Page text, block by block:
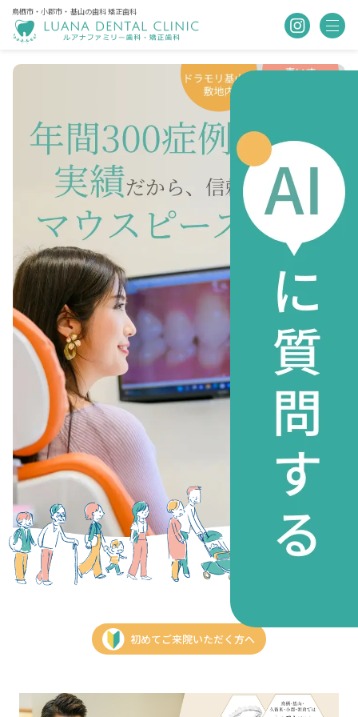
鳥栖市・小郡市・基山の歯科 矯正歯科
初めてご来院いただく方へ